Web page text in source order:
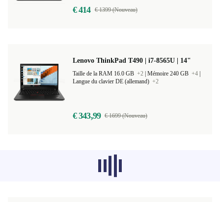
€ 414 € 1399 (Nouveau)
Lenovo ThinkPad T490 | i7-8565U | 14"
Taille de la RAM 16.0 GB +2 Mémoire 240 GB +4
Langue du clavier DE (allemand) +2
€ 343,99 € 1699 (Nouveau)
Les produits recommandés dans d'autres
catégories ne se chargent pas pour le